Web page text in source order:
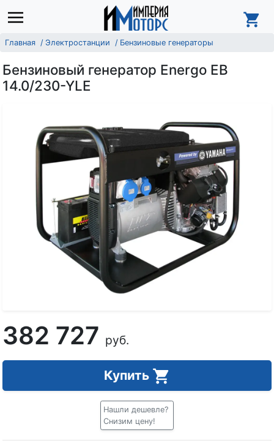
Главная Электростанции Бензиновые генераторы
Бензиновый генератор Energo EB
14.0/230-YLE
382 727 руб.
Купить
Нашли дешевле?
Снизим цену!